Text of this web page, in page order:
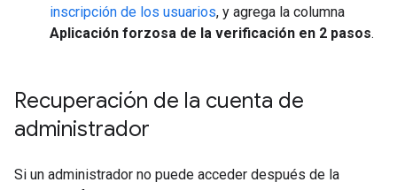
inscripción de los usuarios, y agrega la columna
Aplicación forzosa de la verificación en 2 pasos.
Recuperación de la cuenta de
administrador
Si un administrador no puede acceder después de la